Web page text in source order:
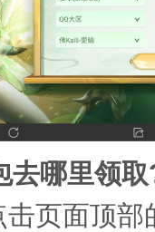
哪里领取
页面顶部